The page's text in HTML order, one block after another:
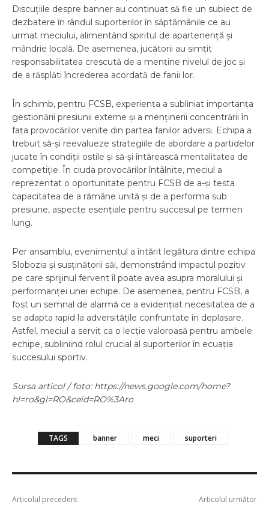
Discuțiile despre banner au continuat să fie un subiect de
dezbatere în rândul suporterilor în săptămânile ce au
urmat meciului, alimentând spiritul de apartenență și
mândrie locală. De asemenea, jucătorii au simțit
responsabilitatea crescută de a menține nivelul de joc și
de a răsplăti încrederea acordată de fanii lor.
În schimb, pentru FCSB, experiența a subliniat importanța
gestionării presiunii externe și a menținerii concentrării în
fața provocărilor venite din partea fanilor adversi. Echipa a
trebuit să-și reevalueze strategiile de abordare a partidelor
jucate în condiții ostile și să-și întărească mentalitatea de
competiție. În ciuda provocărilor întâlnite, meciul a
reprezentat o oportunitate pentru FCSB de a-și testa
capacitatea de a rămâne unită și de a performa sub
presiune, aspecte esențiale pentru succesul pe termen
lung.
Per ansamblu, evenimentul a întărit legătura dintre echipa
Slobozia și susținătorii săi, demonstrând impactul pozitiv
pe care sprijinul fervent îl poate avea asupra moralului și
performanței unei echipe. De asemenea, pentru FCSB, a
fost un semnal de alarmă ce a evidențiat necesitatea de a
se adapta rapid la adversitățile confruntate în deplasare.
Astfel, meciul a servit ca o lecție valoroasă pentru ambele
echipe, subliniind rolul crucial al suporterilor în ecuația
succesului sportiv.
Sursa articol / foto: https://news.google.com/home?
hl=ro&gl=RO&ceid=RO%3Aro
TAGS banner meci suporteri
Articolul precedent Articolul următor